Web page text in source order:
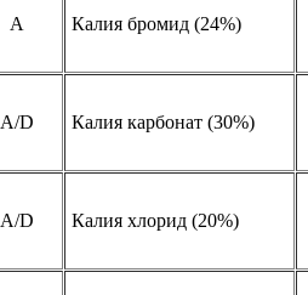
А Калия бромид (24%)
A/D Калия карбонат (30%)
A/D Калия хлорид (20%)